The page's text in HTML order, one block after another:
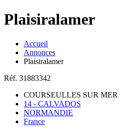
Plaisiralamer
Accueil
Annonces
Plaisiralamer
Réf. 31883342
COURSEULLES SUR MER
14 - CALVADOS
NORMANDIE
France